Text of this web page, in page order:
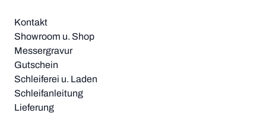
Kontakt
Showroom u. Shop
Messergravur
Gutschein
Schleiferei u. Laden
Schleifanleitung
Lieferung